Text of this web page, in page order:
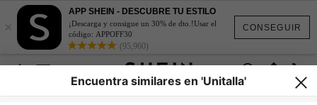
CONSEGUIR
×
APP SHEIN - DESCUBRE TU ESTILO
¡Descarga y consigue un 30% de dto.!Usar el
código: APPOFF30
(95,960)
Encuentra similares en 'Unitalla'